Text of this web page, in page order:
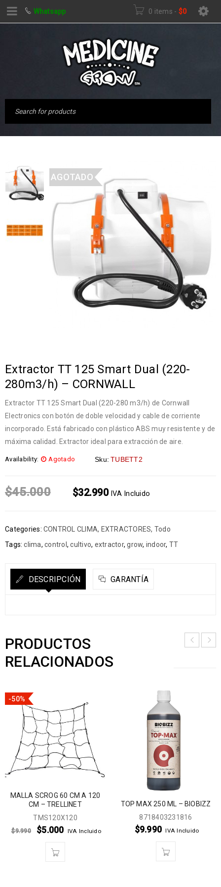
Whatsapp 0 items - $0
AGOTADO
Extractor TT 125 Smart Dual (220-
280m3/h) – CORNWALL
Extractor TT 125 Smart Dual (220-280 m3/h) de Cornwall
Electronics con botón de doble velocidad y cable de corriente
incorporado. Está fabricado con plástico ABS muy resistente y de
máxima calidad. Extractor ideal para extracción de aire.
Availability: Agotado Sku: TUBETT2
$45.000 $32.990 IVA Incluido
Categories: CONTROL CLIMA, EXTRACTORES, Todo
Tags: clima, control ,cultivo, extractor,grow, indoor, TT
DESCRIPCIÓN GARANTÍA
PRODUCTOS
RELACIONADOS
-50%
MALLA SCROG 60 CM A 120
CM – TRELLINET
TMS120X120
$9.990 $5.000 IVA Incluido
TOP MAX 250 ML – BIOBIZZ
8718403231816
$9.990 IVA Incluido